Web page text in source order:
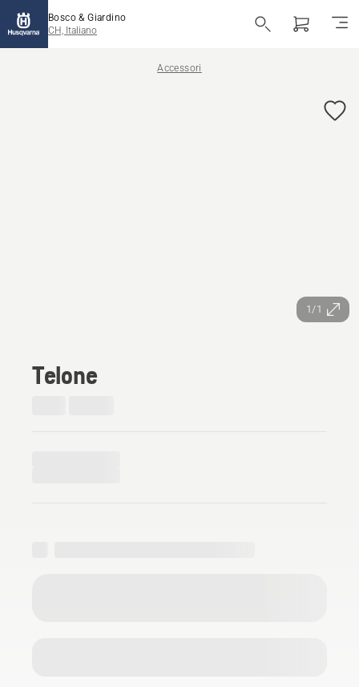
Bosco & Giardino
CH, Italiano
Accessori
1/1
Telone